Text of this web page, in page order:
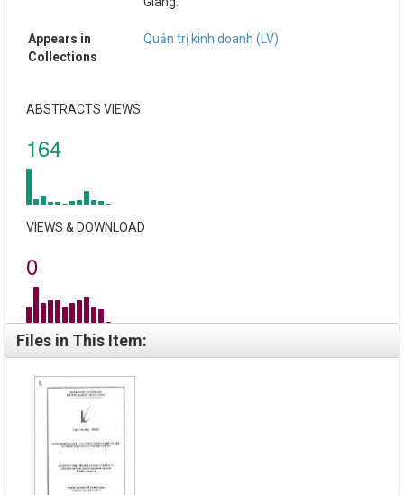
Appears in
Collections
Quản trị kinh doanh (LV)
ABSTRACTS VIEWS
164
VIEWS & DOWNLOAD
0
Files in This Item: